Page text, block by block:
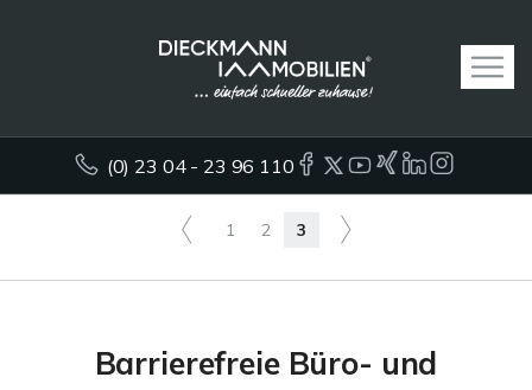
(0) 23 04 - 23 96 110
1 2 3
Barrierefreie Büro- und